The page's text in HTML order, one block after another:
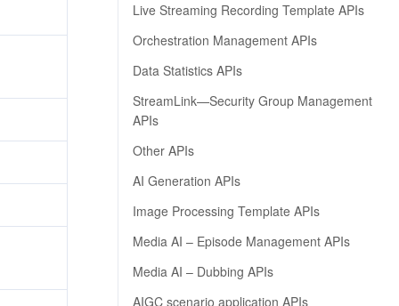
Live Streaming Recording Template APIs
Orchestration Management APIs
Data Statistics APIs
StreamLink—Security Group Management
APIs
Other APIs
AI Generation APIs
Image Processing Template APIs
Media AI – Episode Management APIs
Media AI – Dubbing APIs
AIGC scenario application APIs